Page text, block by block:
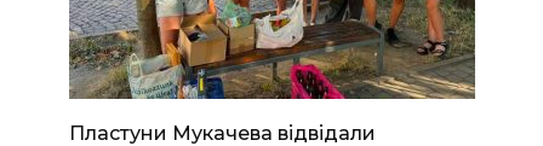
Пластуни Мукачева відвідали